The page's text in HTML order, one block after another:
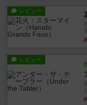
レビュー
レビュー